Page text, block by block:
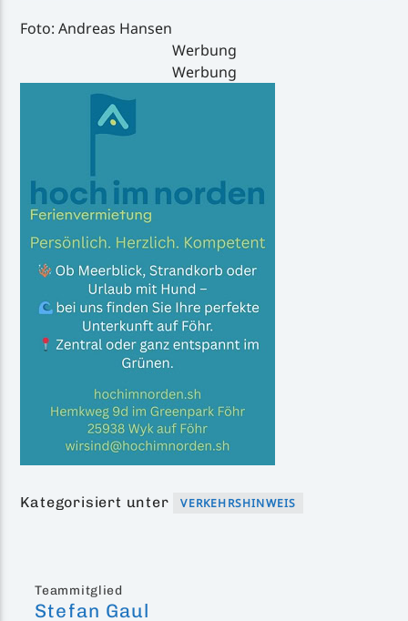
Foto: Andreas Hansen
Werbung
Werbung
Kategorisiert unter VERKEHRSHINWEIS
Teammitglied
Stefan Gaul